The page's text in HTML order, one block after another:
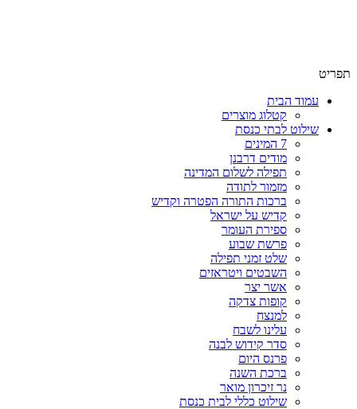
תפריט
עמוד הבית
קטלוג מוצרים
שילוט לבתי כנסת
7 המינים
מודים דרבנן
תפילה לשלום המדינה
מזמור לתודה
ברכות התורה הפטרה וקדיש
קדיש על ישראל
ספירת העומר
פרשת שבוע
שלט זמני תפילה
השבטים ויטראזים
אשר יצר
קופות צדקה
למנצח
עלינו לשבח
סדר קידוש לבנה
פרנס היום
ברכת השנה
נר זיכרון מואר
שילוט כללי לבית כנסת